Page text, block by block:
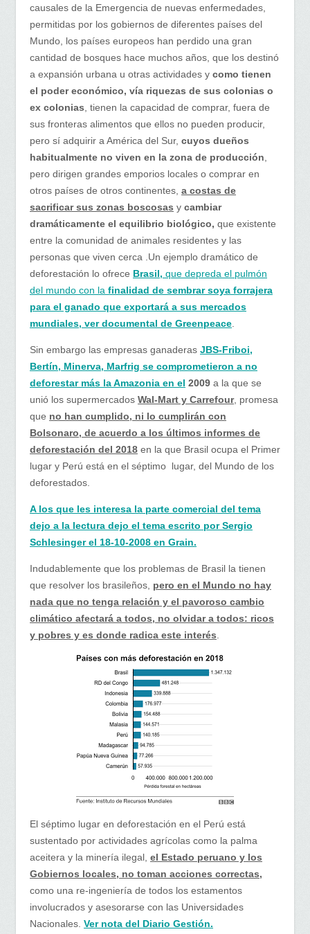
causales de la Emergencia de nuevas enfermedades,
permitidas por los gobiernos de diferentes países del
Mundo, los países europeos han perdido una gran
cantidad de bosques hace muchos años, que los destinó
a expansión urbana u otras actividades y como tienen
el poder económico, vía riquezas de sus colonias o
ex colonias , tienen la capacidad de comprar, fuera de
sus fronteras alimentos que ellos no pueden producir,
pero sí adquirir a América del Sur, cuyos dueños
habitualmente no viven en la zona de producción
pero dirigen grandes emporios locales o comprar en
otros países de otros continentes, a costas de
sacrificar sus zonas boscosas y cambiar
dramáticamente el equilibrio biológico, que existente
entre la comunidad de animales residentes y las
personas que viven cerca .Un ejemplo dramático de
deforestación lo ofrece Brasil, que depreda el pulmón
del mundo con la finalidad de sembrar soya forrajera
para el ganado que exportará a sus mercados
mundiales, ver documental de Greenpeace
Sin embargo las empresas ganaderas JBS-Friboi,
Bertín, Minerva, Marfrig se comprometieron a no
deforestar más la Amazonia en el 2009 a la que se
unió los supermercados Wal-Mart y Carrefour, promesa
que no han cumplido, ni lo cumplirán con
Bolsonaro, de acuerdo a los últimos informes de
deforestación del 2018 en la que Brasil ocupa el Primer
lugar y Perú está en el séptimo lugar, del Mundo de los
deforestados.
A los que les interesa la parte comercial del tema
dejo a la lectura dejo el tema escrito por Sergio
Schlesinger el 18-10-2008 en Grain.
Indudablemente que los problemas de Brasil la tienen
que resolver los brasileños, pero en el Mundo no hay
nada que no tenga relación y el pavoroso cambio
climático afectará a todos, no olvidar a todos: ricos
y pobres y es donde radica este interés
El séptimo lugar en deforestación en el Perú está
sustentado por actividades agrícolas como la palma
aceitera y la minería ilegal, el Estado peruano y los
Gobiernos locales, no toman acciones correctas,
como una re-ingeniería de todos los estamentos
involucrados y asesorarse con las Universidades
Nacionales. Ver nota del Diario Gestión.